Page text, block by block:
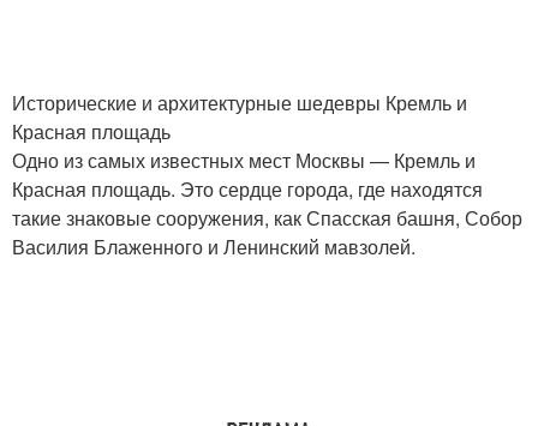
Исторические и архитектурные шедевры Кремль и
Красная площадь
Одно из самых известных мест Москвы — Кремль и
Красная площадь. Это сердце города, где находятся
такие знаковые сооружения, как Спасская башня, Собор
Василия Блаженного и Ленинский мавзолей.